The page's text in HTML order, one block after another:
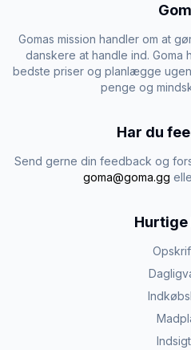
Gomas mission handler om at
danskere at handle ind.
bedste priser og planlægge
penge og
Har du
Send gerne din feedback og
goma@goma.gg
Hurtige